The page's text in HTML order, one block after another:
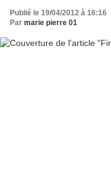
Publié le 19/04/2012 à 16:16
Par marie pierre 01